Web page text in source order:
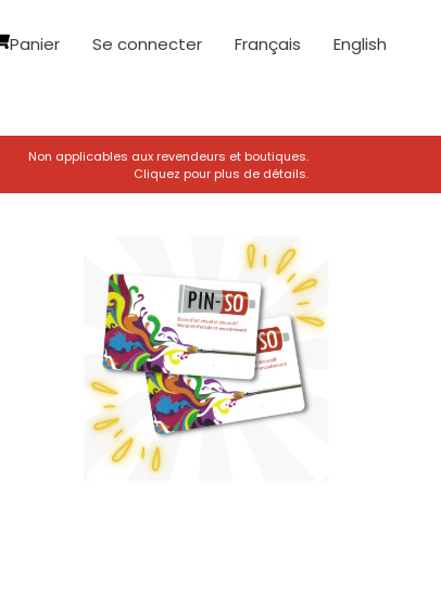
Panier Se connecter Français English
Non applicables aux revendeurs et boutiques.
Cliquez pour plus de détails.